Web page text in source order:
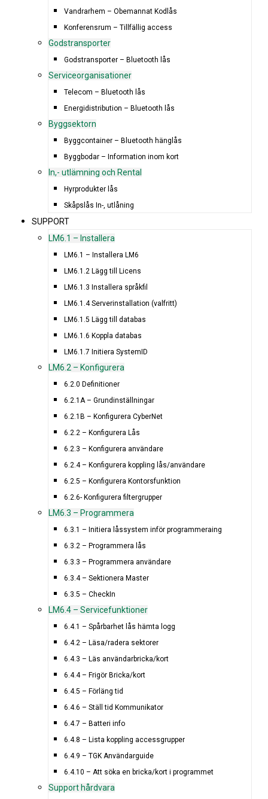
Vandrarhem – Obemannat Kodlås
Konferensrum – Tillfällig access
Godstransporter
Godstransporter – Bluetooth lås
Serviceorganisationer
Telecom – Bluetooth lås
Energidistribution – Bluetooth lås
Byggsektorn
Byggcontainer – Bluetooth hänglås
Byggbodar – Information inom kort
In,- utlämning och Rental
Hyrprodukter lås
Skåpslås In-, utlåning
SUPPORT
LM6.1 – Installera
LM6.1 – Installera LM6
LM6.1.2 Lägg till Licens
LM6.1.3 Installera språkfil
LM6.1.4 Serverinstallation (valfritt)
LM6.1.5 Lägg till databas
LM6.1.6 Koppla databas
LM6.1.7 Initiera SystemID
LM6.2 – Konfigurera
6.2.0 Definitioner
6.2.1A – Grundinställningar
6.2.1B – Konfigurera CyberNet
6.2.2 – Konfigurera Lås
6.2.3 – Konfigurera användare
6.2.4 – Konfigurera koppling lås/användare
6.2.5 – Konfigurera Kontorsfunktion
6.2.6- Konfigurera filtergrupper
LM6.3 – Programmera
6.3.1 – Initiera låssystem inför programmeraing
6.3.2 – Programmera lås
6.3.3 – Programmera användare
6.3.4 – Sektionera Master
6.3.5 – CheckIn
LM6.4 – Servicefunktioner
6.4.1 – Spårbarhet lås hämta logg
6.4.2 – Läsa/radera sektorer
6.4.3 – Läs användarbricka/kort
6.4.4 – Frigör Bricka/kort
6.4.5 – Förläng tid
6.4.6 – Ställ tid Kommunikator
6.4.7 – Batteri info
6.4.8 – Lista koppling accessgrupper
6.4.9 – TGK Användarguide
6.4.10 – Att söka en bricka/kort i programmet
Support hårdvara